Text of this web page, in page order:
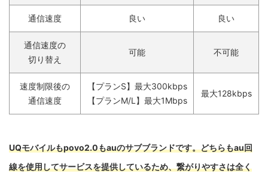
通信速度 良い 良い
通信速度の
切り替え
可能 不可能
速度制限後の
通信速度
【プランS】最大300kbps
【プランM/L】最大1Mbps
最大128kbps
UQモバイルもpovo2.0もauのサブブランドです。どちらもau回
線を使用してサービスを提供しているため、繋がりやすさは全く